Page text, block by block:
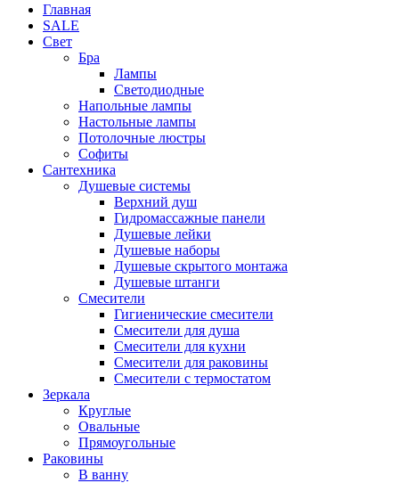
Главная
SALE
Свет
Бра
Лампы
Светодиодные
Напольные лампы
Настольные лампы
Потолочные люстры
Софиты
Сантехника
Душевые системы
Верхний душ
Гидромассажные панели
Душевые лейки
Душевые наборы
Душевые скрытого монтажа
Душевые штанги
Смесители
Гигиенические смесители
Смесители для душа
Смесители для кухни
Смесители для раковины
Смесители с термостатом
Зеркала
Круглые
Овальные
Прямоугольные
Раковины
В ванну